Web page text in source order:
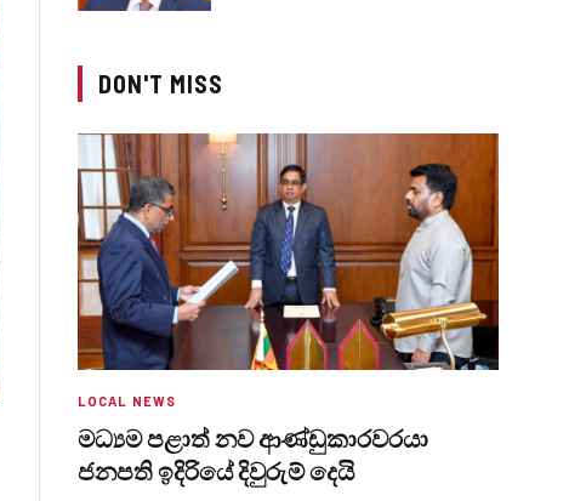
DON'T MISS
LOCAL NEWS
මධ්‍යම පළාත් නව ආණ්ඩුකාරවරයා
ජනපති ඉදිරියේ දිවුරුම් දෙයි